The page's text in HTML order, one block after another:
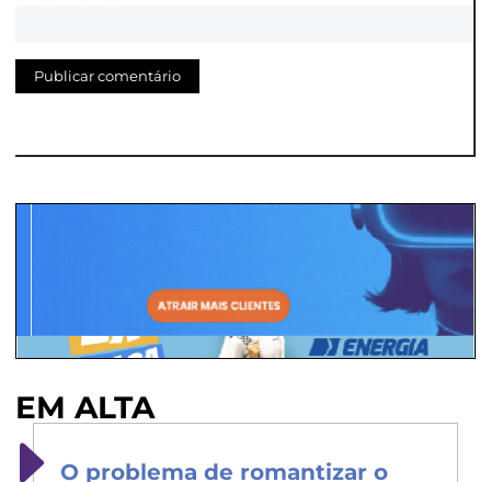
EM ALTA
O problema de romantizar o